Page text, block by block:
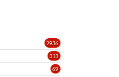
2936
313
69